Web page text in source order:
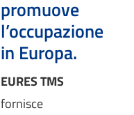
promuove
l’occupazione
in Europa.
EURES TMS
fornisce